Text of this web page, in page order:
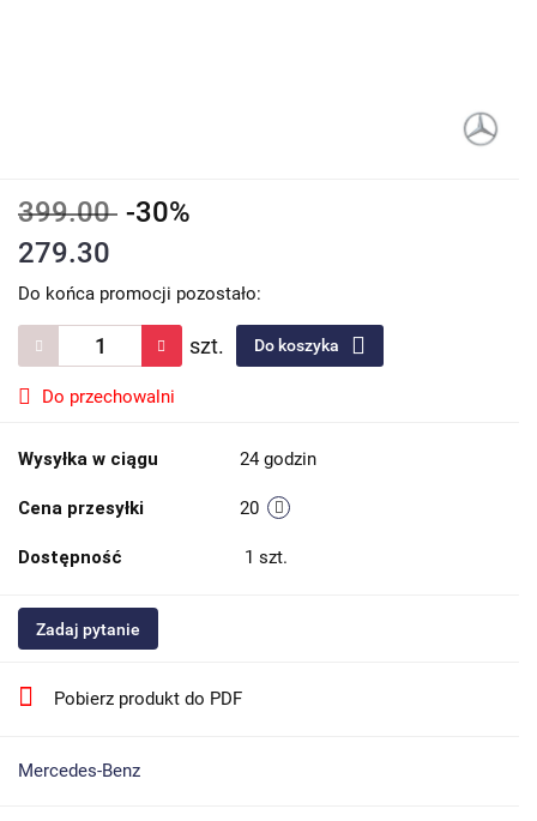
399.00 -30%
279.30
Do końca promocji pozostało:
szt. Do koszyka
Do przechowalni
Wysyłka w ciągu 24 godzin
Cena przesyłki 20
Dostępność 1 szt.
Zadaj pytanie
Pobierz produkt do PDF
Mercedes-Benz